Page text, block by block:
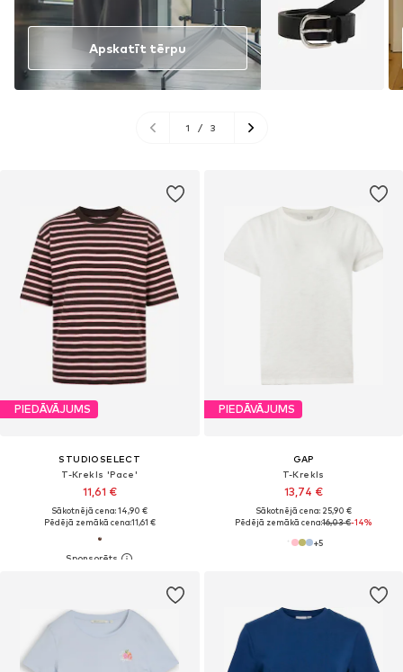
PIEDĀVĀJUMS
STUDIOSELECT
T-Krekls 'Pace'
11,61 €
Sākotnējā cena: 14,90 €
Pēdējā zemākā cena:11,61 €
PIEDĀVĀJUMS
GAP
T-Krekls
13,74 €
Sākotnējā cena: 25,90 €
Pēdējā zemākā cena:16,03 €-14%
+5
Apskatīt tērpu
1 / 3